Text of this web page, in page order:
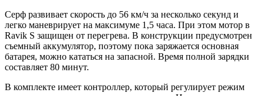
Серф развивает скорость до 56 км/ч за несколько секунд и
легко маневрирует на максимуме 1,5 часа. При этом мотор в
Ravik S защищен от перегрева. В конструкции предусмотрен
съемный аккумулятор, поэтому пока заряжается основная
батарея, можно кататься на запасной. Время полной зарядки
составляет 80 минут.
В комплекте имеет контроллер, который регулирует режим